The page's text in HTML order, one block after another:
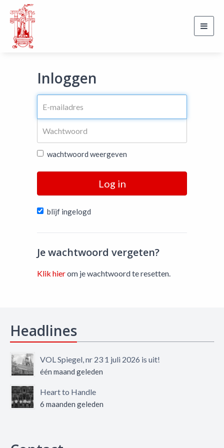
Inloggen
wachtwoord weergeven
Log in
blijf ingelogd
Je wachtwoord vergeten?
Klik hierom je wachtwoord te resetten.
Headlines
VOL Spiegel, nr 23 1 juli 2026 is uit!
één maand geleden
Heart to Handle
6 maanden geleden